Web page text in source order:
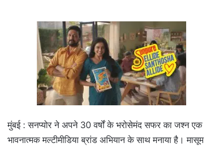
मुंबई : सनप्योर ने अपने 30 वर्षों के भरोसेमंद सफर का जश्न एक
भावनात्मक मल्टीमीडिया ब्रांड अभियान के साथ मनाया है। मासूम